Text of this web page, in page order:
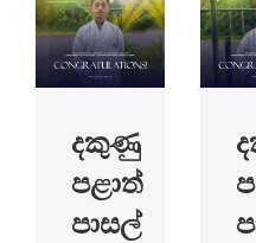
දකුණු
පළාත්
පාසල්